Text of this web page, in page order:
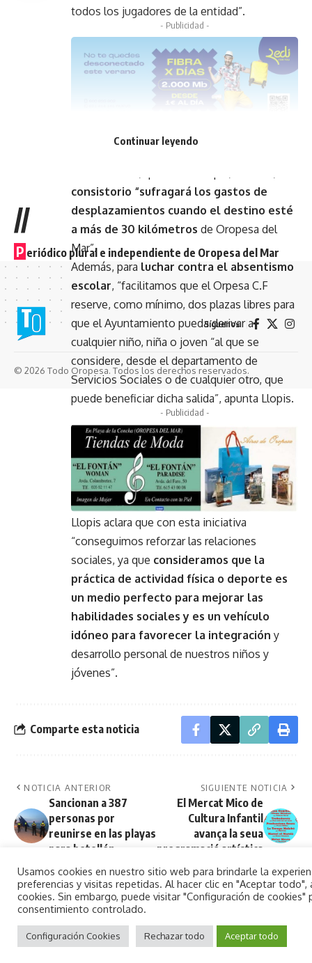
Privacy Policy andTerms of Use.
Aceptar
todos los jugadores de la entidad”.
- Publicidad -
En este sentido,
“los jugadores pagarán
consistorio “sufragará los gastos de
desplazamientos cuando el destino esté
a más de 30 kilómetros de Oropesa del
Mar”.
Además, para luchar contra el absentismo
escolar, “facilitamos que el Orpesa C.F
reserve, como mínimo, dos plazas libres para
que el Ayuntamiento pueda derivar a
cualquier niño, niña o joven “al que se
considere, desde el departamento de
Servicios Sociales o de cualquier otro, que
puede beneficiar dicha salida”, apunta Llopis.
- Publicidad -
Llopis aclara que con esta iniciativa
“conseguimos reforzar las relaciones
sociales, ya que consideramos que la
práctica de actividad física o deporte es
un medio perfecto para mejorar las
habilidades sociales y es un vehículo
idóneo para favorecer la integración y
desarrollo personal de nuestros niños y
jóvenes”.
Comparte esta noticia
NOTICIA ANTERIOR
Sancionan a 387
personas por
reunirse en las playas
para botellón
SIGUIENTE NOTICIA
El Mercat Mico de
Cultura Infantil
avança la seua
programació artística
Continuar leyendo
//
P eriódico plural e independiente de Oropesa del Mar
Síguenos
© 2026 Todo Oropesa. Todos los derechos reservados.
Usamos cookies en nuestro sitio web para brindarle la
preferencias y visitas repetidas. Al hacer clic en "Aceptar
cookies. Sin embargo, puede visitar "Configuración de cookies"
consentimiento controlado.
Configuración Cookies Rechazar todo Aceptar todo